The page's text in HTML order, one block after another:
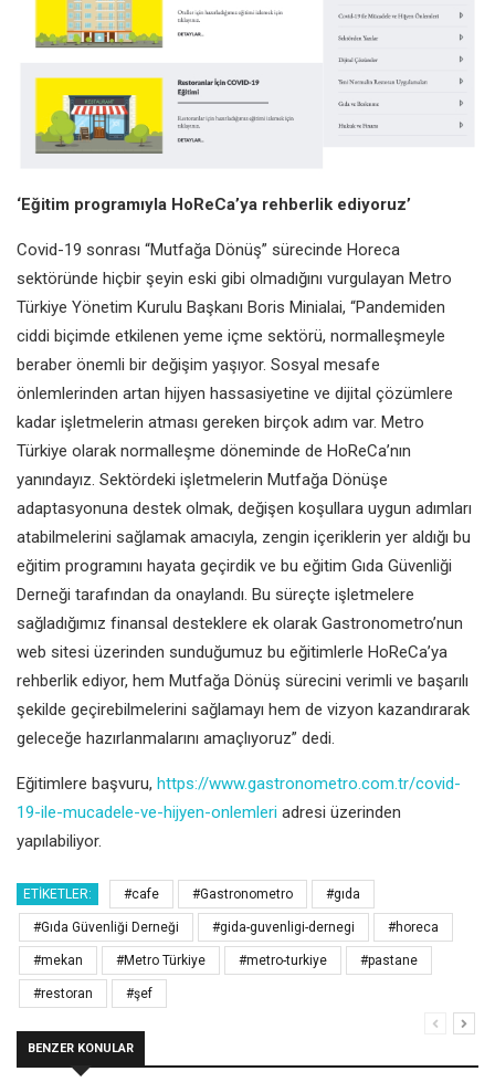
‘Eğitim programıyla HoReCa’ya rehberlik ediyoruz’
Covid-19 sonrası “Mutfağa Dönüş” sürecinde Horeca
sektöründe hiçbir şeyin eski gibi olmadığını vurgulayan Metro
Türkiye Yönetim Kurulu Başkanı Boris Minialai, “Pandemiden
ciddi biçimde etkilenen yeme içme sektörü, normalleşmeyle
beraber önemli bir değişim yaşıyor. Sosyal mesafe
önlemlerinden artan hijyen hassasiyetine ve dijital çözümlere
kadar işletmelerin atması gereken birçok adım var. Metro
Türkiye olarak normalleşme döneminde de HoReCa’nın
yanındayız. Sektördeki işletmelerin Mutfağa Dönüşe
adaptasyonuna destek olmak, değişen koşullara uygun adımları
atabilmelerini sağlamak amacıyla, zengin içeriklerin yer aldığı bu
eğitim programını hayata geçirdik ve bu eğitim Gıda Güvenliği
Derneği tarafından da onaylandı. Bu süreçte işletmelere
sağladığımız finansal desteklere ek olarak Gastronometro’nun
web sitesi üzerinden sunduğumuz bu eğitimlerle HoReCa’ya
rehberlik ediyor, hem Mutfağa Dönüş sürecini verimli ve başarılı
şekilde geçirebilmelerini sağlamayı hem de vizyon kazandırarak
geleceğe hazırlanmalarını amaçlıyoruz” dedi.
Eğitimlere başvuru, https://www.gastronometro.com.tr/covid-
19-ile-mucadele-ve-hijyen-onlemleri adresi üzerinden
yapılabiliyor.
ETIKETLER: #cafe #Gastronometro #gıda
#Gıda Güvenliği Derneği #gida-guvenligi-dernegi #horeca
#mekan #Metro Türkiye #metro-turkiye #pastane
#restoran #şef
BENZER KONULAR